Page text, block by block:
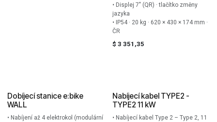
• Displej 7″ (QR) · tlačítko změny
jazyka
• IP54 · 20 kg · 620 × 430 × 174 mm ·
ČR
$ 3 351,35
Dobíjecí stanice e:bike
WALL
• Nabíjení až 4 elektrokol (modulární
Nabíjecí kabel TYPE2 -
TYPE2 11 kW
• Nabíjecí kabel Type 2 – Type 2, 11